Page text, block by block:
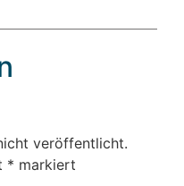
veröffentlicht.
* markiert